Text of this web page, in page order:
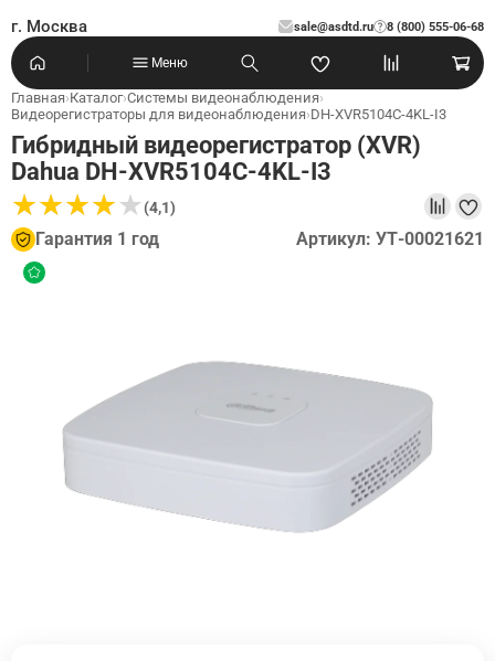
г. Москва sale@asdtd.ru 8 (800) 555-06-68
?
Меню
Главная›Каталог›Системы видеонаблюдения›
Видеорегистраторы для видеонаблюдения›DH-XVR5104C-4KL-I3
Гибридный видеорегистратор (XVR)
Dahua DH-XVR5104C-4KL-I3
★★★★★
★★★★★(4,1)
Гарантия 1 год Артикул: УТ-00021621